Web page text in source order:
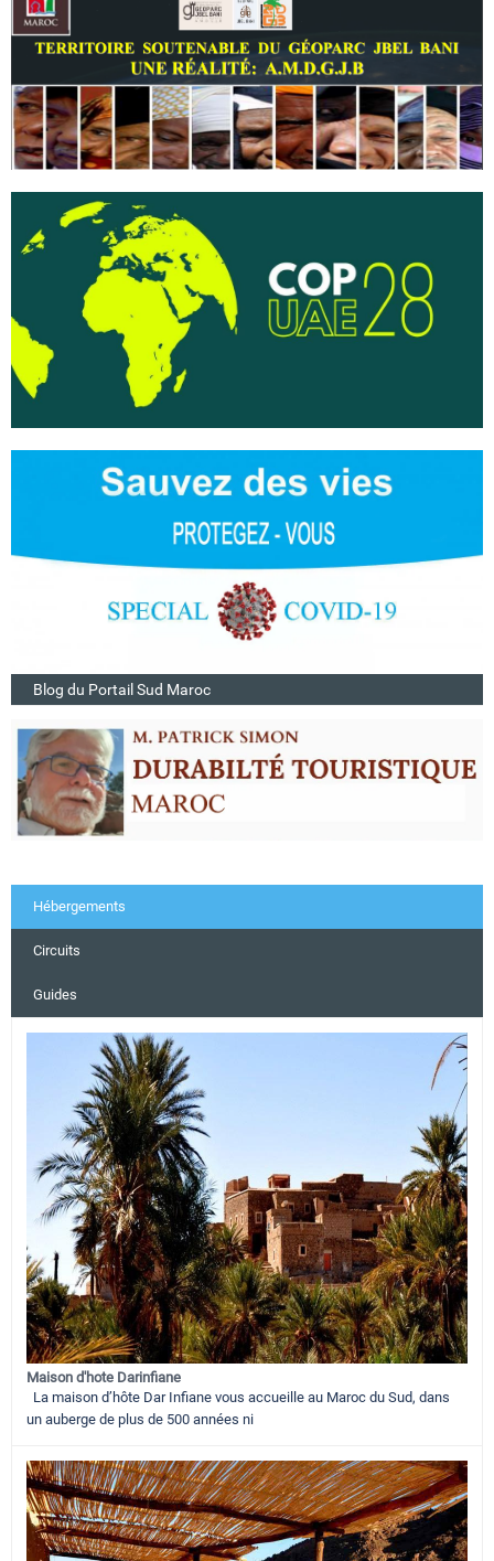
Blog du Portail Sud Maroc
Hébergements
Circuits
Guides
Maison d'hote Darinfiane
La maison d’hôte Dar Infiane vous accueille au Maroc du Sud, dans
un auberge de plus de 500 années ni